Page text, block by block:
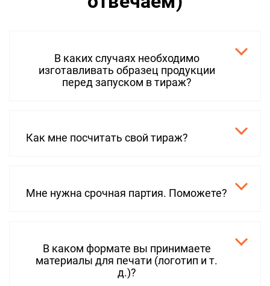
В каких случаях необходимо
изготавливать образец продукции
перед запуском в тираж?
Как мне посчитать свой тираж?
Мне нужна срочная партия. Поможете?
В каком формате вы принимаете
материалы для печати (логотип и т.
д.)?